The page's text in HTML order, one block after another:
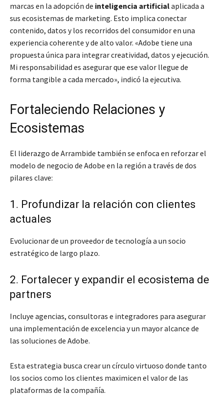
marcas en la adopción de inteligencia artificialaplicada a
sus ecosistemas de marketing. Esto implica conectar
contenido, datos y los recorridos del consumidor en una
experiencia coherente y de alto valor. «Adobe tiene una
propuesta única para integrar creatividad, datos y ejecución.
Mi responsabilidad es asegurar que ese valor llegue de
forma tangible a cada mercado», indicó la ejecutiva.
Fortaleciendo Relaciones y
Ecosistemas
El liderazgo de Arrambide también se enfoca en reforzar el
modelo de negocio de Adobe en la región a través de dos
pilares clave:
1. Profundizar la relación con clientes
actuales
Evolucionar de un proveedor de tecnología a un socio
estratégico de largo plazo.
2. Fortalecer y expandir el ecosistema de
partners
Incluye agencias, consultoras e integradores para asegurar
una implementación de excelencia y un mayor alcance de
las soluciones de Adobe.
Esta estrategia busca crear un círculo virtuoso donde tanto
los socios como los clientes maximicen el valor de las
plataformas de la compañía.